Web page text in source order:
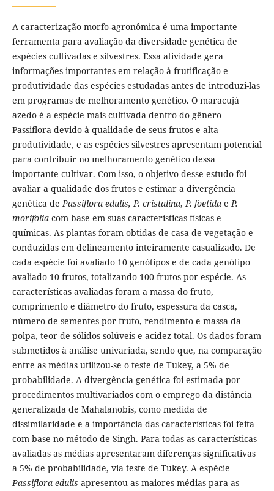
A caracterização morfo-agronômica é uma importante
ferramenta para avaliação da diversidade genética de
espécies cultivadas e silvestres. Essa atividade gera
informações importantes em relação à frutificação e
produtividade das espécies estudadas antes de introduzi-las
em programas de melhoramento genético. O maracujá
azedo é a espécie mais cultivada dentro do gênero
Passiflora devido à qualidade de seus frutos e alta
produtividade, e as espécies silvestres apresentam potencial
para contribuir no melhoramento genético dessa
importante cultivar. Com isso, o objetivo desse estudo foi
avaliar a qualidade dos frutos e estimar a divergência
genética dePassiflora edulis, P. cristalina, P. foetidaeP.
morifoliacom base em suas características físicas e
químicas. As plantas foram obtidas de casa de vegetação e
conduzidas em delineamento inteiramente casualizado. De
cada espécie foi avaliado 10 genótipos e de cada genótipo
avaliado 10 frutos, totalizando 100 frutos por espécie. As
características avaliadas foram a massa do fruto,
comprimento e diâmetro do fruto, espessura da casca,
número de sementes por fruto, rendimento e massa da
polpa, teor de sólidos solúveis e acidez total. Os dados foram
submetidos à análise univariada, sendo que, na comparação
entre as médias utilizou-se o teste de Tukey, a 5% de
probabilidade. A divergência genética foi estimada por
procedimentos multivariados com o emprego da distância
generalizada de Mahalanobis, como medida de
dissimilaridade e a importância das características foi feita
com base no método de Singh. Para todas as características
avaliadas as médias apresentaram diferenças significativas
a 5% de probabilidade, via teste de Tukey. A espécie
Passiflora edulis apresentou as maiores médias para as